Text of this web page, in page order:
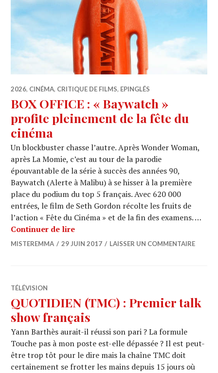
2026, CINÉMA, CRITIQUE DE FILMS, EPINGLÉS
BOX OFFICE : « Baywatch »
profite pleinement de la fête du
cinéma
Un blockbuster chasse l’autre. Après Wonder Woman,
après La Momie, c’est au tour de la parodie
épouvantable de la série à succès des années 90,
Baywatch (Alerte à Malibu) à se hisser à la première
place du podium du top 5 français. Avec 620 000
entrées, le film de Seth Gordon récolte les fruits de
l’action « Fête du Cinéma » et de la fin des examens. …
Continuer de lireBOX OFFICE : « Baywatch » profite
MISTEREMMA 29 JUIN 2017 LAISSER UN COMMENTAIRE
TÉLÉVISION
QUOTIDIEN (TMC) : Premier talk
show français
Yann Barthès aurait-il réussi son pari ? La formule
Touche pas à mon poste est-elle dépassée ? Il est peut-
être trop tôt pour le dire mais la chaîne TMC doit
certainement se frotter les mains depuis 15 jours où